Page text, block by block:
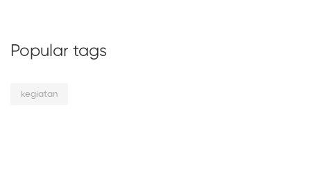
Popular tags
kegiatan